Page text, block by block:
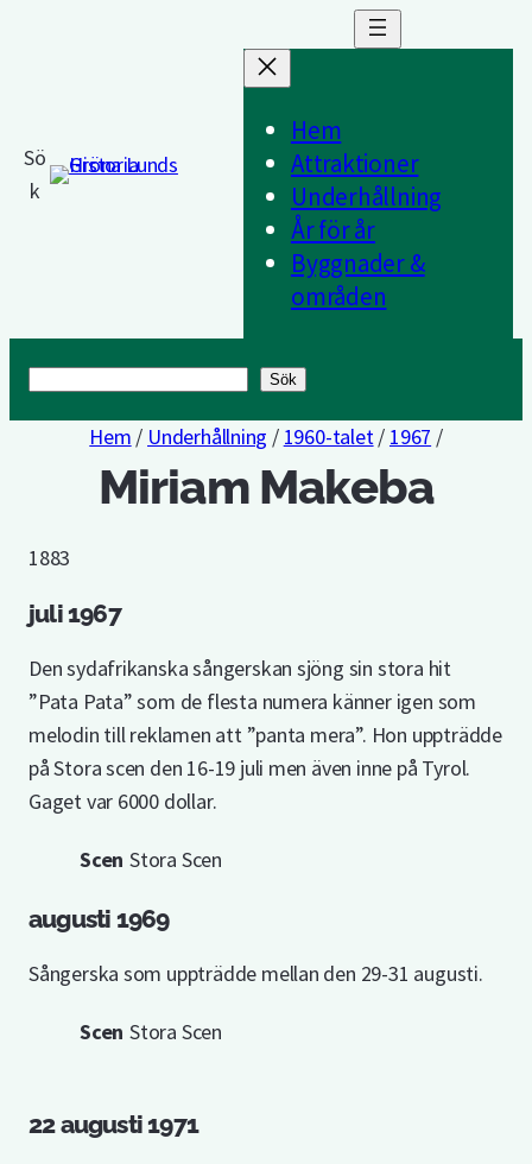
Sö
k
Hem
Attraktioner
Underhållning
År för år
Byggnader &
områden
Sök
Hem / Underhållning / 1960-talet/ 1967 /
Miriam Makeba
1883
juli 1967
Den sydafrikanska sångerskan sjöng sin stora hit
”Pata Pata” som de flesta numera känner igen som
melodin till reklamen att ”panta mera”. Hon uppträdde
på Stora scen den 16-19 juli men även inne på Tyrol.
Gaget var 6000 dollar.
Scen Stora Scen
augusti 1969
Sångerska som uppträdde mellan den 29-31 augusti.
Scen Stora Scen
22 augusti 1971